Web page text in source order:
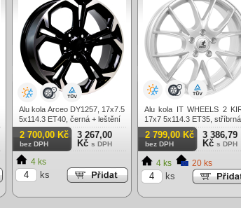
Alu kola Arceo DY1257, 17x7.5
5x114.3 ET40, černá + leštění
2 700,00 Kč
bez DPH
3 267,00
Kč s DPH
4 ks
ks
Alu kola IT WHEELS 2
17x7 5x114.3 ET35, stříbrná
2 799,00 Kč
bez DPH
3 386,79
Kč s DPH
4 ks 20 ks
ks